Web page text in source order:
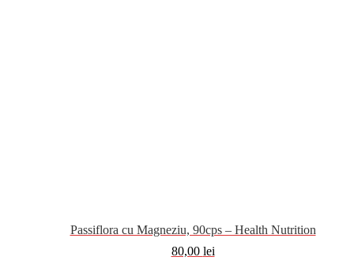
Passiflora cu Magneziu, 90cps – Health Nutrition
80,00 lei